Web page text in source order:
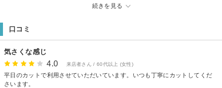
続きを見る
入しました。☆
キラキラ髪になりたい方に、おすすめですよ
しました
商品情報 効果があると大好評です まつ毛が伸びる。まつ毛美容液
の販売中です。
口コミ
気さくな感じ
4.0 来店者さん / 60代以上 (女性)
平日のカットで利用させていただいています。いつも丁寧にカットしてくだ
さいます。